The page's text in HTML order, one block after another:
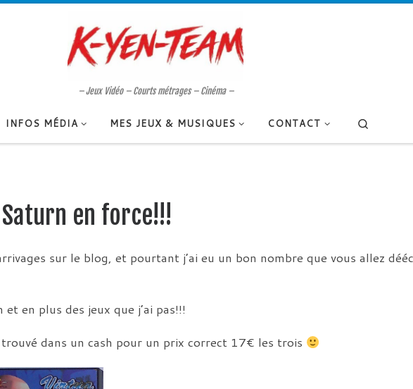
– Jeux Vidéo – Courts métrages – Cinéma –
INFOS MÉDIA MES JEUX & MUSIQUES CONTACT
en force!!!
sur le blog, et pourtant j’ai eu un bon nombre que vous allez
en plus des jeux que j’ai pas!!!
dans un cash pour un prix correct 17€ les trois